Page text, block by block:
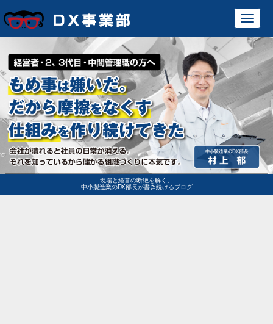
現場と経営の断絶を解く。
中小製造業のDX部長が書き続けるブログ